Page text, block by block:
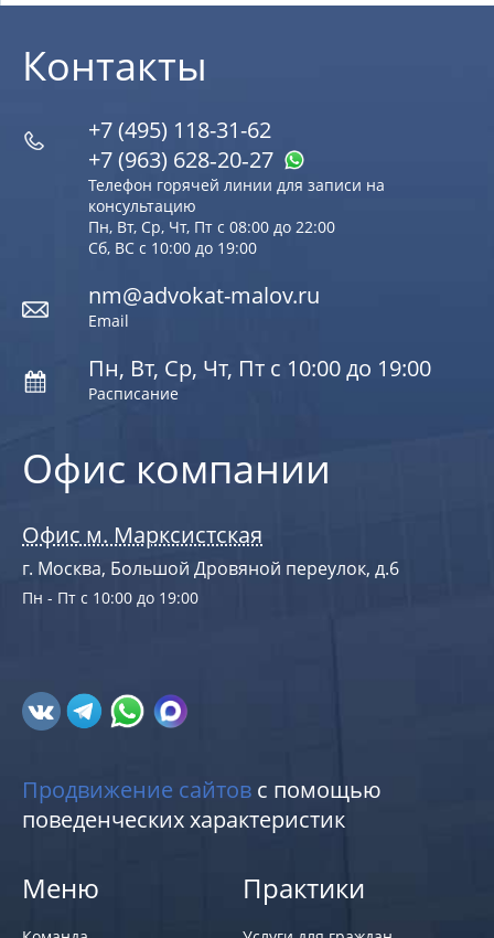
Офис компании
Офис м. Марксистская
г. Москва, Большой Дровяной переулок, д.6
Пн - Пт с 10:00 до 19:00
Контакты
+7 (495) 118-31-62
+7 (963) 628‑20‑27
Телефон горячей линии для записи на
консультацию
Пн, Вт, Ср, Чт, Пт с 08:00 до 22:00
Сб, ВС с 10:00 до 19:00
nm@advokat-malov.ru
Email
Пн, Вт, Ср, Чт, Пт с 10:00 до 19:00
Расписание
Продвижение сайтов с помощью
поведенческих характеристик
Меню Практики